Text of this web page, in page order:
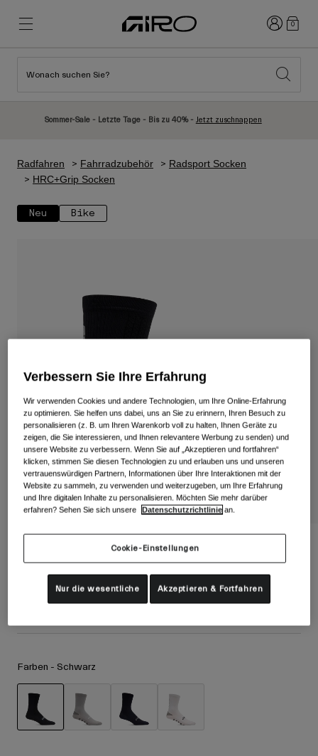
Neuzugänge
Helme
Rennrad Helme
Mountainbike Schuhe
Gravel Schuhe
Alle anzeigen
Bekleidung
Mountainbike Bekleidung
Alle anzeigen
Goggles
Handschuhe
Ersatzteile
Neuzugänge
Helme
Ski
Schutzbrillen
Snowboard
Mit austauschbaren Gläsern
Damen
Ersatzgläser
Kinder
Schutzbrillen
Verwendungszweck
Anmelden
0
Wonach suchen Sie?
Sommer-Sale - Letzte Tage - Bis zu 40% - Jetzt zuschnappen
Radfahren Fahrradzubehör
Radsport Socken
HRC+Grip Socken
Neu Bike
HRC+Grip Socken
Artikelnr.39050
27,99 €
Farben - Schwarz
Verbessern Sie Ihre Erfahrung
Wir verwenden Cookies und andere Technologien, um Ihre Online-Erfahrung
zu optimieren. Sie helfen uns dabei, uns an Sie zu erinnern, Ihren Besuch zu
personalisieren (z. B. um Ihren Warenkorb voll zu halten, Ihnen Geräte zu
zeigen, die Sie interessieren, und Ihnen relevantere Werbung zu senden) und
unsere Website zu verbessern. Wenn Sie auf „Akzeptieren und fortfahren“
klicken, stimmen Sie diesen Technologien zu und erlauben uns und unseren
vertrauenswürdigen Partnern, Informationen über Ihre Interaktionen mit der
Website zu sammeln, zu verwenden und weiterzugeben, um Ihre Erfahrung
und Ihre digitalen Inhalte zu personalisieren. Möchten Sie mehr darüber
erfahren? Sehen Sie sich unsere
Datenschutzrichtlinie an.
Cookie-Einstellungen
Nur die wesentliche Akzeptieren & Fortfahren